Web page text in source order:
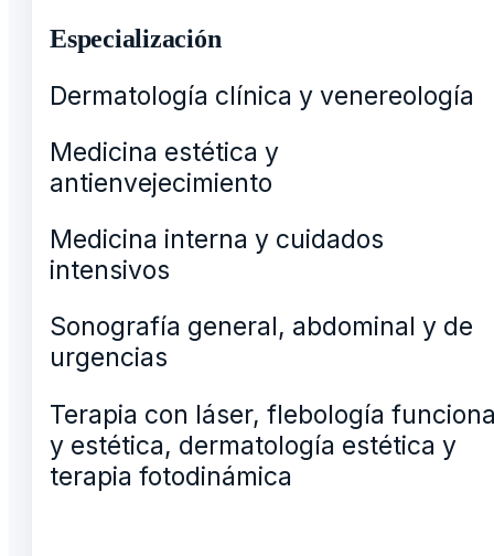
Especialización
Dermatología clínica y venereología
Medicina estética y
antienvejecimiento
Medicina interna y cuidados
intensivos
Sonografía general, abdominal y de
urgencias
Terapia con láser, flebología
y estética, dermatología estética y
terapia fotodinámica